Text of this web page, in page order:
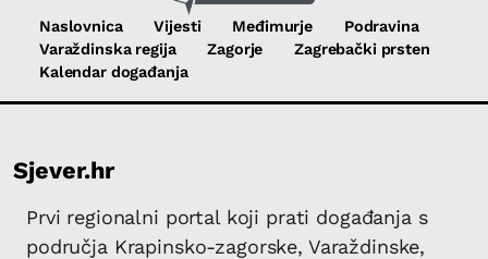
Naslovnica Vijesti Međimurje
Podravina
Varaždinska regija
Zagorje
Zagrebački prsten
Kalendar događanja
Sjever.hr
Prvi regionalni portal koji prati događanja s
područja Krapinsko-zagorske, Varaždinske,